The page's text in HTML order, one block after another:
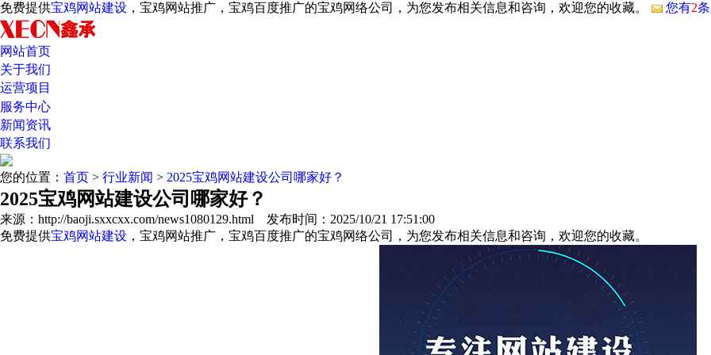
免费提供宝鸡网站建设 ，宝鸡网站推广，宝鸡百度推广的宝鸡网络公司，为您发布相关信息和咨询，欢迎您的收藏。 您有2
网站首页
关于我们
运营项目
服务中心
新闻资讯
联系我们
您的位置： 首页 > 行业新闻 > 2025宝鸡网站建设公司哪家好？
2025宝鸡网站建设公司哪家好？
来源：http://baoji.sxxcxx.com/news1080129.html 发布时间：2025/10/21 17:51:00
免费提供宝鸡网站建设 ，宝鸡网站推广，宝鸡百度推广的宝鸡网络公司，为您发布相关信息和咨询，欢迎您的收藏。